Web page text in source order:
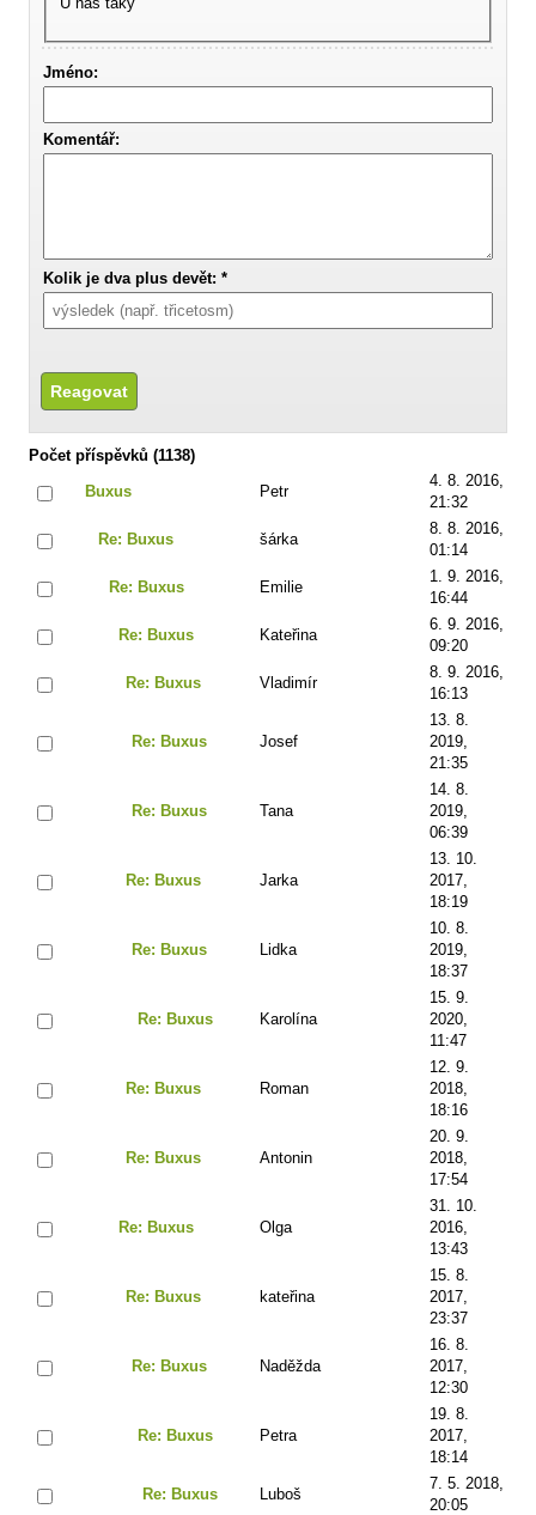
Jméno:
Komentář:
Kolik je dva plus devět: *
Počet příspěvků (1138)
Buxus
Petr
4. 8. 2016,
21:32
Re: Buxus šárka
8. 8. 2016,
01:14
Re: Buxus Emilie
1. 9. 2016,
16:44
Re: Buxus Kateřina
6. 9. 2016,
09:20
Re: Buxus Vladimír
8. 9. 2016,
16:13
Re: Buxus Josef
13. 8.
2019,
21:35
Re: Buxus Tana
14. 8.
2019,
06:39
Re: Buxus Jarka
13. 10.
2017,
18:19
Re: Buxus Lidka
10. 8.
2019,
18:37
Re: Buxus Karolína
15. 9.
2020,
11:47
Re: Buxus Roman
12. 9.
2018,
18:16
Re: Buxus Antonin
20. 9.
2018,
17:54
Re: Buxus Olga
31. 10.
2016,
13:43
Re: Buxus kateřina
15. 8.
2017,
23:37
Re: Buxus Naděžda
16. 8.
2017,
12:30
Re: Buxus Petra
19. 8.
2017,
18:14
Re: Buxus Luboš
7. 5. 2018,
20:05